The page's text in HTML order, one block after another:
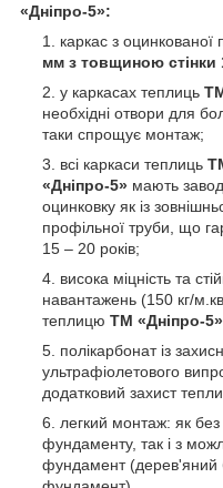
«Дніпро-5»:
каркас з оцинкованої
мм з товщиною стінки
у каркасах теплиць
необхідні отвори для
таки спрощує монтаж;
всі каркаси теплиць
«Дніпро-5» мають
оцинковку як із
профільної труби, що
15 – 20 років;
висока міцність та
навантажень (150 кг/
теплицю ТМ «Дніпро-5»
полікарбонат із
ультрафіолетового
додатковий захист
легкий монтаж: як без
фундаменту, так і з
фундамент (дерев'яний